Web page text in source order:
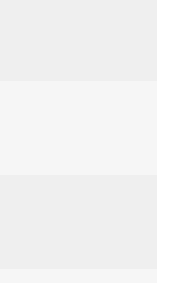
TIN DÙNG